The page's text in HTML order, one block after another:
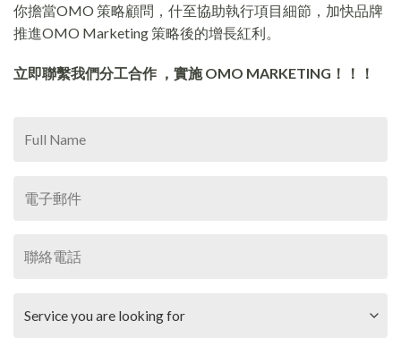
你擔當OMO 策略顧問，什至協助執行項目細節，加快品牌
推進OMO Marketing 策略後的增長紅利。
立即聯繫我們分工合作 ，實施 OMO MARKETING！！！